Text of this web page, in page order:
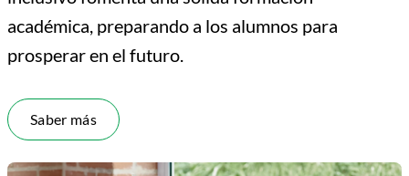
académica, preparando a los alumnos para
prosperar en el futuro.
Saber más